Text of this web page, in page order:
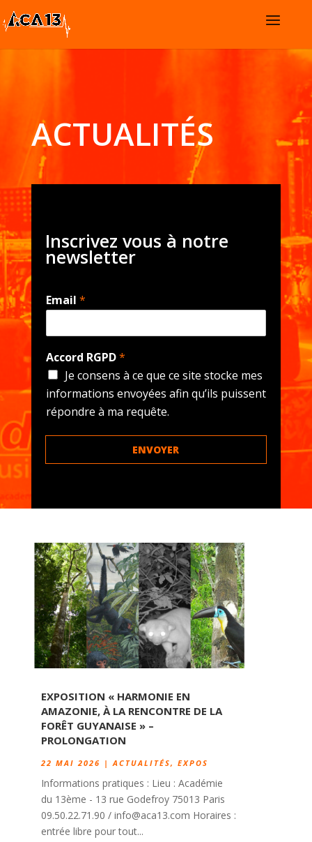
ACTUALITÉS
Inscrivez vous à notre
newsletter
Email *
Accord RGPD*
Je consens à ce que ce site stocke mes
informations envoyées afin qu’ils puissent
répondre à ma requête.
ENVOYER
EXPOSITION « HARMONIE EN
AMAZONIE, À LA RENCONTRE DE LA
FORÊT GUYANAISE » –
PROLONGATION
22 MAI 2026 |ACTUALITÉS, EXPOS
Informations pratiques : Lieu : Académie
du 13ème - 13 rue Godefroy 75013 Paris
09.50.22.71.90 / info@aca13.com Horaires :
entrée libre pour tout...